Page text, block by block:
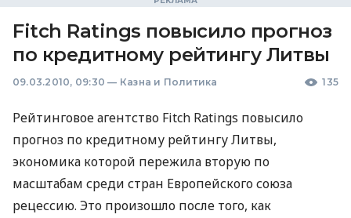
Fitch Ratings повысило прогноз
по кредитному рейтингу Литвы
09.03.2010, 09:30 — Казна и Политика 135
Рейтинговое агентство Fitch Ratings повысило
прогноз по кредитному рейтингу Литвы,
экономика которой пережила вторую по
масштабам среди стран Европейского союза
рецессию. Это произошло после того, как